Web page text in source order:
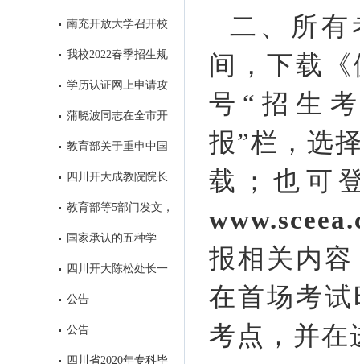
取得历史性突破
南充开放大学召开校
本部2022年秋季招生工作会
我校2022春季招生规
模名列全省市州开大第一名
学历认证网上申请攻
蒲晓波同志在全市开
大系统招生会议上的讲话
教育部关于重申中国
高等教育学生信息网是学历证书
四川开大成教院院长
帅勇一行到我校考察调研
教育部等5部门发文，
加强高等学历继续教育广告发布
国家承认的五种学
历，分别是什么？
四川开大陈松处长一
行到我校考察调研招生工作
公告
公告
四川省2020年专科毕
二、所有
间，下载
号“招生
报”栏，选
载；也可
报相关内
在首场考
考点，并在